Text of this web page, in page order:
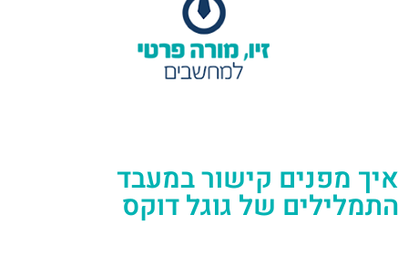
איך מפנים קישור במעבד
התמלילים של גוגל דוקס